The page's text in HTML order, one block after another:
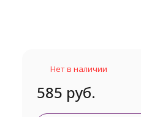
Нет в наличии
585 руб.